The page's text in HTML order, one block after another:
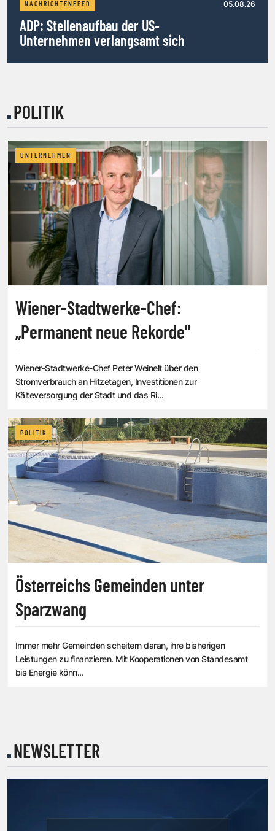
NACHRICHTENFEED
ADP: Stellenaufbau der US-
Unternehmen verlangsamt sich
05.08.26
POLITIK
UNTERNEHMEN
Wiener-Stadtwerke-Chef:
„Permanent neue Rekorde"
Wiener-Stadtwerke-Chef Peter Weinelt über den
Stromverbrauch an Hitzetagen, Investitionen zur
Kälteversorgung der Stadt und das Ri...
POLITIK
Österreichs Gemeinden unter
Sparzwang
Immer mehr Gemeinden scheitern daran, ihre bisherigen
Leistungen zu finanzieren. Mit Kooperationen von Standesamt
bis Energie könn...
NEWSLETTER